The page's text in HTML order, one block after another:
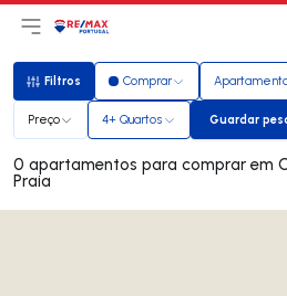
Abri menu principal
LogoIr para página inicial
Filtros
Filtros Comprar
Preço 4+ Quartos Guardar
0 apartamentos para comprar em Cabo da
Praia